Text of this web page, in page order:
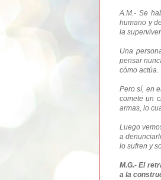
A.M.- Se
humano y
la
Una
pensar
cómo actúa.
Pero sí, en
comete un
armas, lo
Luego
a
lo sufren y
M.G.- El
a la